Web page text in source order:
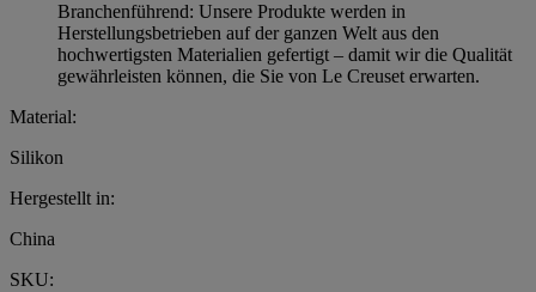
Branchenführend: Unsere Produkte werden in
Herstellungsbetrieben auf der ganzen Welt aus den
hochwertigsten Materialien gefertigt – damit wir die Qualität
gewährleisten können, die Sie von Le Creuset erwarten.
Material:
Silikon
Hergestellt in:
China
SKU: